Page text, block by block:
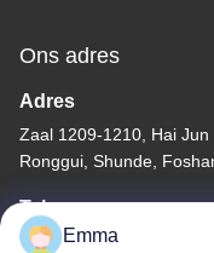
Ons adres
Adres
Zaal 1209-1210, Hai
Ronggui, Shunde,
Tel
86-15816904632
Emma